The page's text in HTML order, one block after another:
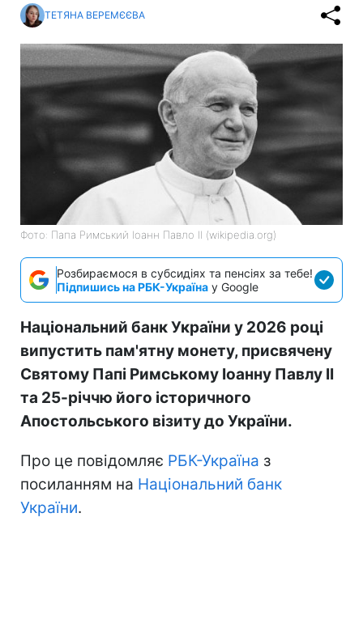
ТЕТЯНА ВЕРЕМЄЄВА
Фото: Папа Римський Іоанн Павло II (wikipedia.org)
Розбираємося в субсидіях та пенсіях за тебе!
Підпишись на РБК-Україна у Google
Національний банк України у 2026 році
випустить пам'ятну монету, присвячену
Святому Папі Римському Іоанну Павлу II
та 25-річчю його історичного
Апостольського візиту до України.
Про це повідомляє РБК-Україна з
посиланням на Національний банк
України.